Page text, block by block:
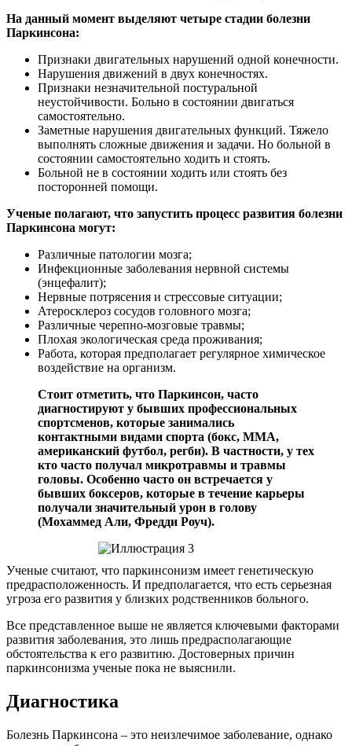
На данный момент выделяют четыре стадии болезни
Паркинсона:
Признаки двигательных нарушений одной конечности.
Нарушения движений в двух конечностях.
Признаки незначительной постуральной
неустойчивости. Больно в состоянии двигаться
самостоятельно.
Заметные нарушения двигательных функций. Тяжело
выполнять сложные движения и задачи. Но больной в
состоянии самостоятельно ходить и стоять.
Больной не в состоянии ходить или стоять без
посторонней помощи.
Ученые полагают, что запустить процесс развития болезни
Паркинсона могут:
Различные патологии мозга;
Инфекционные заболевания нервной системы
(энцефалит);
Нервные потрясения и стрессовые ситуации;
Атеросклероз сосудов головного мозга;
Различные черепно-мозговые травмы;
Плохая экологическая среда проживания;
Работа, которая предполагает регулярное химическое
воздействие на организм.
Стоит отметить, что Паркинсон, часто
диагностируют у бывших профессиональных
спортсменов, которые занимались
контактными видами спорта (бокс, ММА,
американский футбол, регби). В частности, у тех
кто часто получал микротравмы и травмы
головы. Особенно часто он встречается у
бывших боксеров, которые в течение карьеры
получали значительный урон в голову
(Мохаммед Али, Фредди Роуч).
Ученые считают, что паркинсонизм имеет генетическую
предрасположенность. И предполагается, что есть серьезная
угроза его развития у близких родственников больного.
Все представленное выше не является ключевыми факторами
развития заболевания, это лишь предрасполагающие
обстоятельства к его развитию. Достоверных причин
паркинсонизма ученые пока не выяснили.
Диагностика
Болезнь Паркинсона – это неизлечимое заболевание, однако